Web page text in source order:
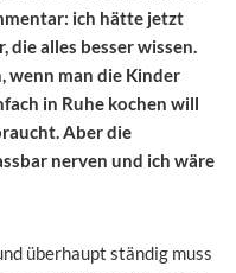
ich hätte jetzt
die alles besser wissen.
wenn man die Kinder
in Ruhe kochen will
Aber die
nerven und ich wäre
überhaupt ständig muss